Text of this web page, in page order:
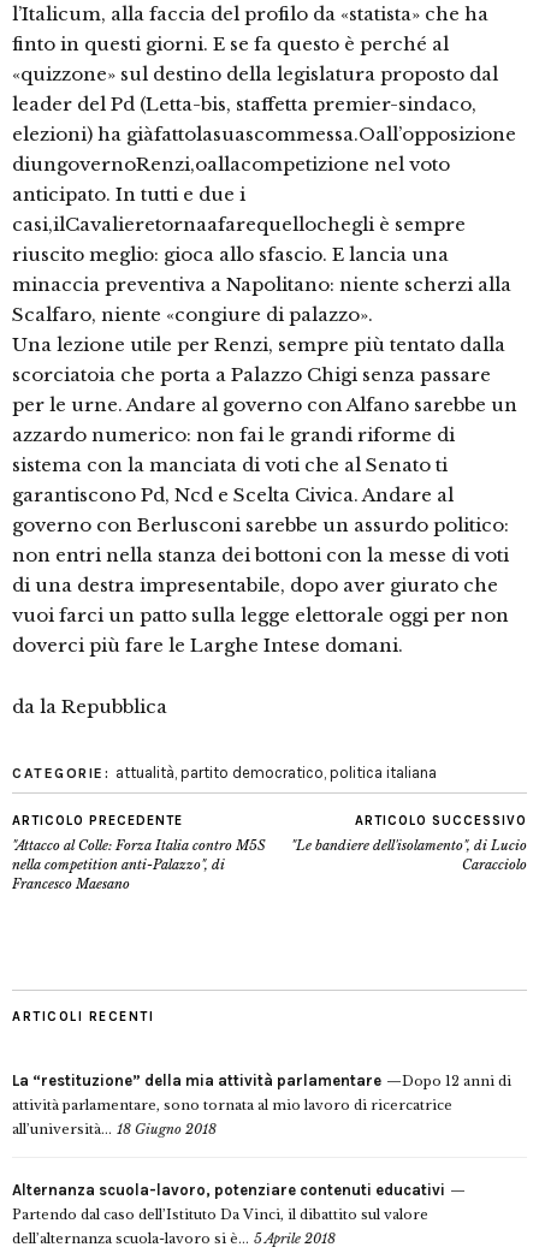
l’Italicum, alla faccia del profilo da «statista» che ha
finto in questi giorni. E se fa questo è perché al
«quizzone» sul destino della legislatura proposto dal
leader del Pd (Letta-bis, staffetta premier-sindaco,
elezioni) ha giàfattolasuascommessa.Oall’opposizione
diungovernoRenzi,oallacompetizione nel voto
anticipato. In tutti e due i
casi,ilCavalieretornaafarequellochegli è sempre
riuscito meglio: gioca allo sfascio. E lancia una
minaccia preventiva a Napolitano: niente scherzi alla
Scalfaro, niente «congiure di palazzo».
Una lezione utile per Renzi, sempre più tentato dalla
scorciatoia che porta a Palazzo Chigi senza passare
per le urne. Andare al governo con Alfano sarebbe un
azzardo numerico: non fai le grandi riforme di
sistema con la manciata di voti che al Senato ti
garantiscono Pd, Ncd e Scelta Civica. Andare al
governo con Berlusconi sarebbe un assurdo politico:
non entri nella stanza dei bottoni con la messe di voti
di una destra impresentabile, dopo aver giurato che
vuoi farci un patto sulla legge elettorale oggi per non
doverci più fare le Larghe Intese domani.
da la Repubblica
CATEGORIE: attualità, partito democratico, politica italiana
ARTICOLO PRECEDENTE
"Attacco al Colle: Forza Italia contro M5S
nella competition anti-Palazzo", di
Francesco Maesano
ARTICOLO SUCCESSIVO
"Le bandiere dell'isolamento", di Lucio
Caracciolo
ARTICOLI RECENTI
La “restituzione” della mia attività parlamentare
Dopo 12 anni di
attività parlamentare, sono tornata al mio lavoro di ricercatrice
all’università... 18 Giugno 2018
Alternanza scuola-lavoro, potenziare contenuti educativi
Partendo dal caso dell’Istituto Da Vinci, il dibattito sul valore
dell’alternanza scuola-lavoro si è... 5 Aprile 2018